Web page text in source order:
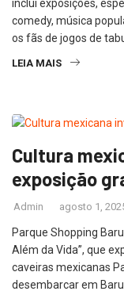
inclui exposições,
comedy, música
os fãs de jogos de
LEIA MAIS
Cultura
exposição
Admin agosto 1,
Parque Shopping
Além da Vida”, que
caveiras mexicanas
desembarcar em